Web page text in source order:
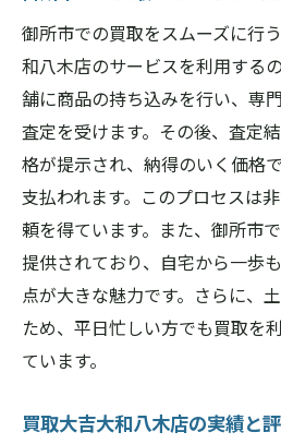
御所市での買取をスムーズに行
和八木店のサービスを利用する
舗に商品の持ち込みを行い、専
査定を受けます。その後、査定
格が提示され、納得のいく価格
支払われます。このプロセスは
頼を得ています。また、御所市
提供されており、自宅から一歩
点が大きな魅力です。さらに、
ため、平日忙しい方でも買取を
ています。
買取大吉大和八木店の実績と